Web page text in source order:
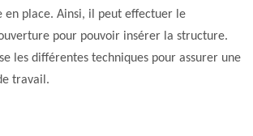
en place. Ainsi, il peut effectuer le
pour pouvoir insérer la structure.
les différentes techniques pour assurer une
travail.